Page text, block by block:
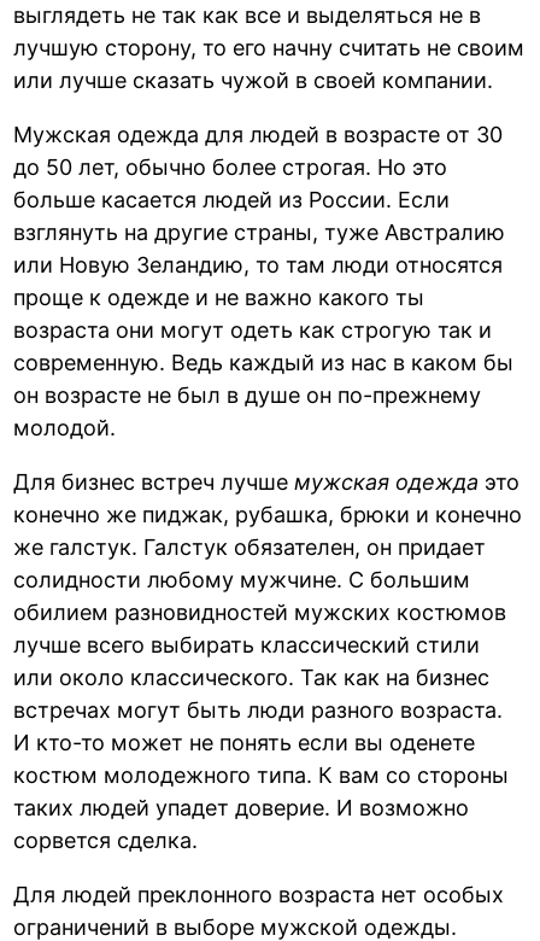
выглядеть не так как все и выделяться не в
лучшую сторону, то его начну считать не своим
или лучше сказать чужой в своей компании.
Мужская одежда для людей в возрасте от 30
до 50 лет, обычно более строгая. Но это
больше касается людей из России. Если
взглянуть на другие страны, туже Австралию
или Новую Зеландию, то там люди относятся
проще к одежде и не важно какого ты
возраста они могут одеть как строгую так и
современную. Ведь каждый из нас в каком бы
он возрасте не был в душе он по-прежнему
молодой.
Для бизнес встреч лучшемужская одежда это
конечно же пиджак, рубашка, брюки и конечно
же галстук. Галстук обязателен, он придает
солидности любому мужчине. С большим
обилием разновидностей мужских костюмов
лучше всего выбирать классический стили
или около классического. Так как на бизнес
встречах могут быть люди разного возраста.
И кто-то может не понять если вы оденете
костюм молодежного типа. К вам со стороны
таких людей упадет доверие. И возможно
сорвется сделка.
Для людей преклонного возраста нет особых
ограничений в выборе мужской одежды.